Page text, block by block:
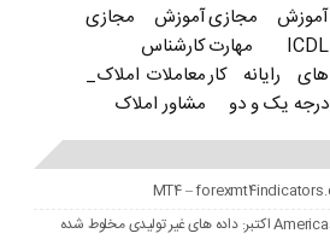
آموزش مجازی
ICDL مهارت
های رایانه کار
درجه یک و دو
آموزش مجازی
کارشناس
معاملات املاک_
مشاور املاک
سرمایه گذاری Americas FX News 3 اکتبر: داده های غیر تولیدی مخلوط شده